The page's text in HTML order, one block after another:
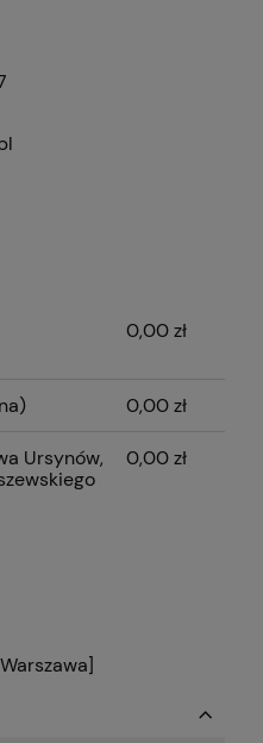
kosztów
0,00 zł
0,00 zł
Ursynów,
0,00 zł